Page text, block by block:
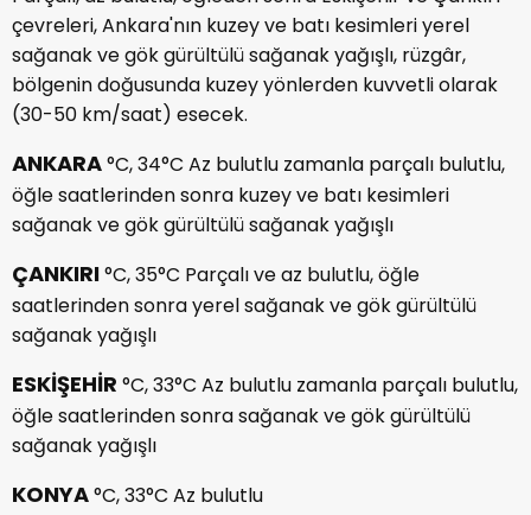
çevreleri, Ankara'nın kuzey ve batı kesimleri yerel
sağanak ve gök gürültülü sağanak yağışlı, rüzgâr,
bölgenin doğusunda kuzey yönlerden kuvvetli olarak
(30-50 km/saat) esecek.
ANKARA°C, 34°C Az bulutlu zamanla parçalı bulutlu,
öğle saatlerinden sonra kuzey ve batı kesimleri
sağanak ve gök gürültülü sağanak yağışlı
ÇANKIRI°C, 35°C Parçalı ve az bulutlu, öğle
saatlerinden sonra yerel sağanak ve gök gürültülü
sağanak yağışlı
ESKİŞEHİR °C, 33°C Az bulutlu zamanla parçalı bulutlu,
öğle saatlerinden sonra sağanak ve gök gürültülü
sağanak yağışlı
KONYA°C, 33°C Az bulutlu